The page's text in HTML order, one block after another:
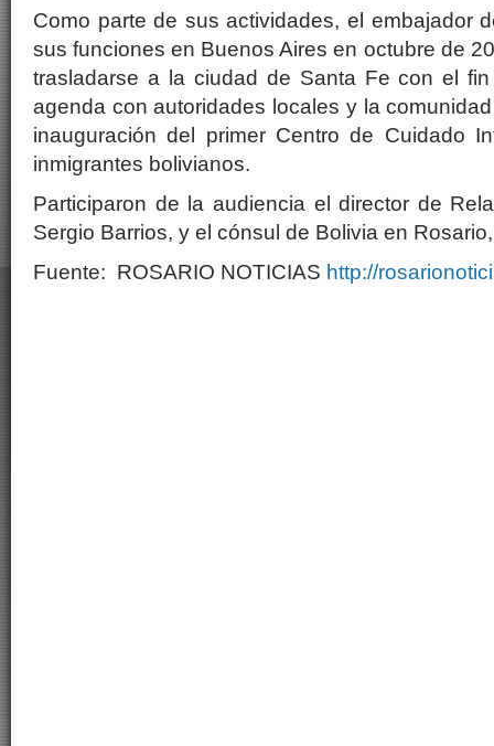
Como parte de sus actividades, el embajador
sus funciones en Buenos Aires en octubre de
trasladarse a la ciudad de Santa Fe con el
agenda con autoridades locales y la
inauguración del primer Centro de Cuidado
inmigrantes bolivianos.
Participaron de la audiencia el director de
Sergio Barrios, y el cónsul de Bolivia en
Fuente: ROSARIO NOTICIAS http://